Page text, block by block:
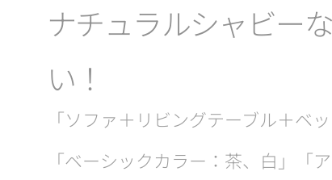
ナチュラルシャビー
い！
「ソファ＋リビングテーブル＋ベッ
「ベーシックカラー：茶、白」「